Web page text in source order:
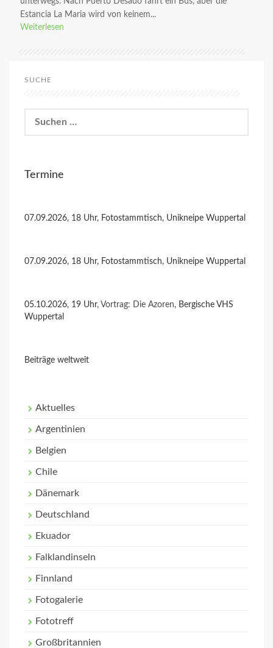
Estancia La Maria wird von keinem...
Weiterlesen
SUCHE
nach:
Termine
07.09.2026, 18 Uhr, Fotostammtisch, Unikneipe Wuppertal
07.09.2026, 18 Uhr, Fotostammtisch, Unikneipe Wuppertal
05.10.2026, 19 Uhr, Vortrag: Die Azoren, Bergische VHS
Wuppertal
Beiträge weltweit
Aktuelles
Argentinien
Belgien
Chile
Dänemark
Deutschland
Ekuador
Falklandinseln
Finnland
Fotogalerie
Fototreff
Großbritannien